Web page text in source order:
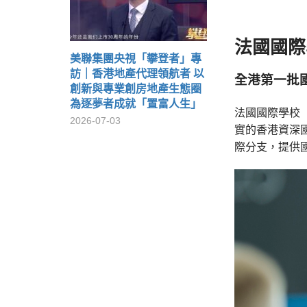
美聯集團央視「攀登者」專
訪｜香港地產代理領航者 以
創新與專業創房地產生態圈
為逐夢者成就「置富人生」
2026-07-03
法國國
全港第一批
法國國際學校
實的香港資深
際分支，提供